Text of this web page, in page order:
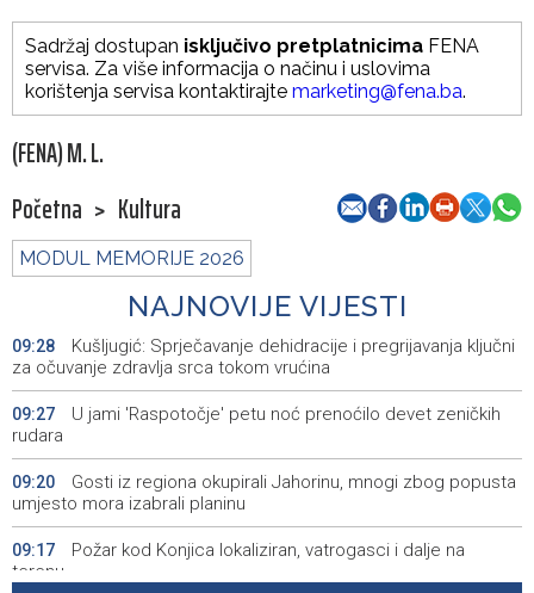
Sadržaj dostupan isključivo pretplatnicima FENA
servisa. Za više informacija o načinu i uslovima
korištenja servisa kontaktirajte marketing@fena.ba.
(FENA) M. L.
Početna > Kultura
MODUL MEMORIJE 2026
NAJNOVIJE VIJESTI
09:28
Kušljugić: Sprječavanje dehidracije i pregrijavanja ključni
za očuvanje zdravlja srca tokom vrućina
09:27
U jami 'Raspotočje' petu noć prenoćilo devet zeničkih
rudara
09:20
Gosti iz regiona okupirali Jahorinu, mnogi zbog popusta
umjesto mora izabrali planinu
09:17
Požar kod Konjica lokaliziran, vatrogasci i dalje na
terenu